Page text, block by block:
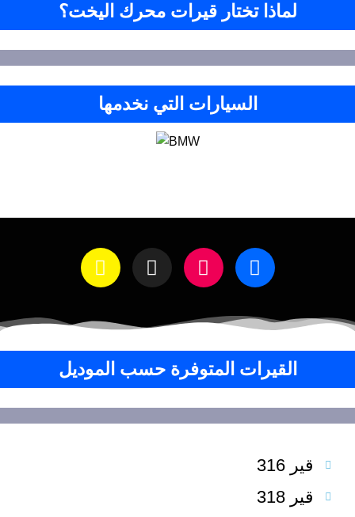
لماذا تختار قيرات محرك اليخت؟
السيارات التي نخدمها
القيرات المتوفرة حسب الموديل
قير 316
قير 318